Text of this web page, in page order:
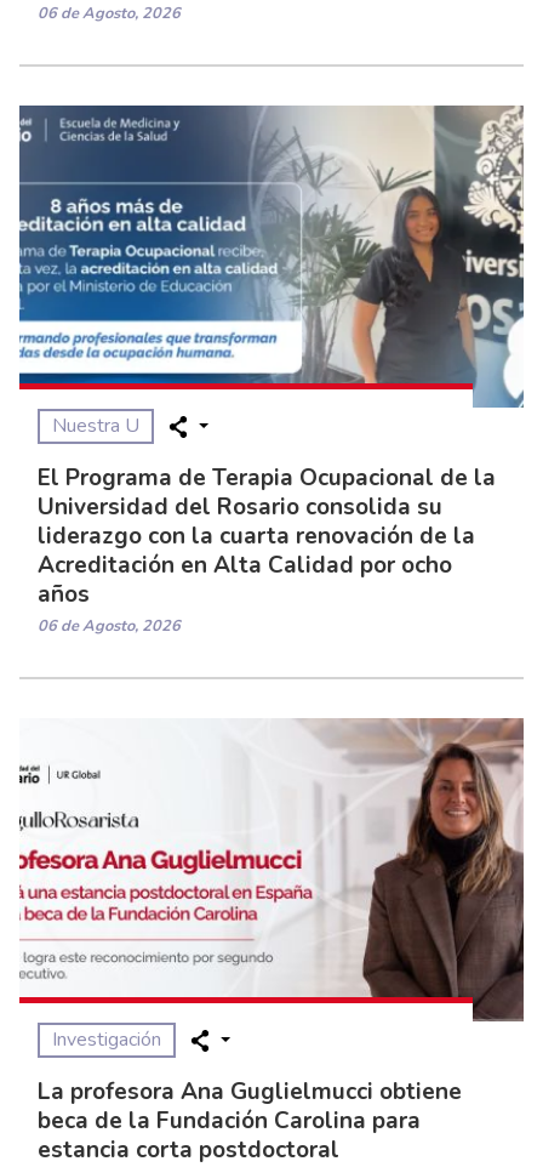
06 de Agosto, 2026
Nuestra U
El Programa de Terapia Ocupacional de la
Universidad del Rosario consolida su
liderazgo con la cuarta renovación de la
Acreditación en Alta Calidad por ocho
años
06 de Agosto, 2026
Investigación
La profesora Ana Guglielmucci obtiene
beca de la Fundación Carolina para
estancia corta postdoctoral